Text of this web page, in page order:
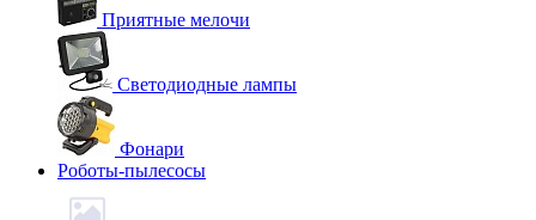
Приятные мелочи
Светодиодные лампы
Фонари
Роботы-пылесосы